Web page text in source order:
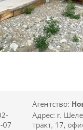
07
Агентство:
Адрес: г.
тракт, 17,